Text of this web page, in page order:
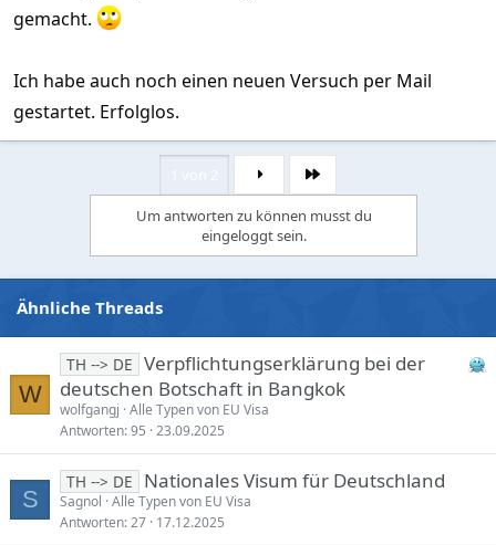
gemacht.
Ich habe auch noch einen neuen Versuch per Mail
gestartet. Erfolglos.
Letzte
Um antworten zu können musst du
eingeloggt sein.
Ähnliche Threads
W
TH --> DE Verpflichtungserklärung bei der
deutschen Botschaft in Bangkok
wolfgangj Alle Typen von EU Visa
Antworten 95 23.09.2025
S
TH --> DE Nationales Visum für Deutschland
Sagnol Alle Typen von EU Visa
Antworten 27 17.12.2025